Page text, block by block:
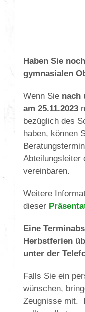
Haben Sie
gymnasialen
Wenn Sie nach
am 25.11.2023
bezüglich des
haben, können
Abteilungsleiter
vereinbaren.
Weitere
dieser
Eine
Herbstferien
unter der
Falls Sie ein
wünschen,
Zeugnisse mit.